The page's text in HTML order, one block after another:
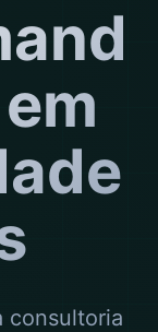
consultoria